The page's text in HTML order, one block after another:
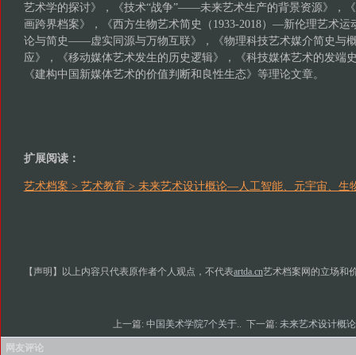
艺术学的探讨》，《技术“战争”——未来艺术生产的背景资源》，
画跨界档案》，《西方生物艺术简史（1933-2018）—新伦理艺术运
论与简史——虚实同源与万物互联》，《物理科技艺术媒介简史与
应》，《移动媒体艺术发生的历史逻辑》，《科技媒体艺术的发端
《建构中国新媒体艺术的价值判断和良性生态》等理论文章。
扩展阅读：
艺术档案 > 艺术教育 > 未来艺术设计概论—人工智能、元宇宙、生
【声明】以上内容只代表原作者个人观点，不代表artda.cn艺术档案网的立场和
上一篇:中国美术学院7个关于.. 下一篇:未来艺术设计概
网友评论